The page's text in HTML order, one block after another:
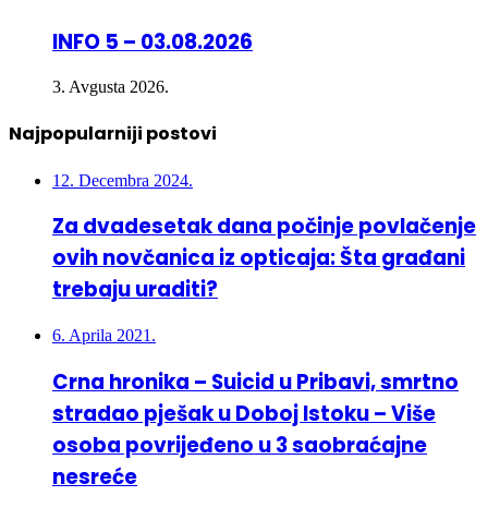
INFO 5 – 03.08.2026
3. Avgusta 2026.
Najpopularniji postovi
12. Decembra 2024.
Za dvadesetak dana počinje povlačenje
ovih novčanica iz opticaja: Šta građani
trebaju uraditi?
6. Aprila 2021.
Crna hronika – Suicid u Pribavi, smrtno
stradao pješak u Doboj Istoku – Više
osoba povrijeđeno u 3 saobraćajne
nesreće